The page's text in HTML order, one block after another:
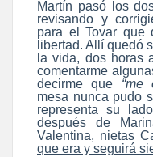
Martín pasó los
revisando y
para el Tovar que
libertad. Allí quedó
la vida, dos horas
comentarme
decirme que “me
mesa nunca pudo
representa su
después de
Valentina, nietas
que era y seguirá